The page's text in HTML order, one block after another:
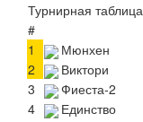
Турнирная
#
1
Мюнхен
2
Виктори
3
Фиеста-2
4
Единство